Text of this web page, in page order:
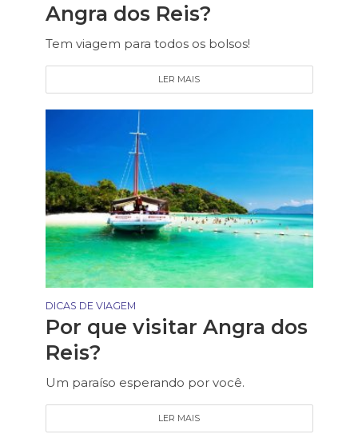
Angra dos Reis?
Tem viagem para todos os bolsos!
LER MAIS
DICAS DE VIAGEM
Por que visitar Angra dos
Reis?
Um paraíso esperando por você.
LER MAIS